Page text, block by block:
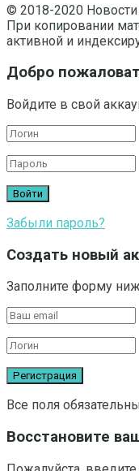
© 2018-2020
При копировании
активной и
Добро
Войдите в свой
Забыли пароль?
Создать новый
Заполните форму
Все поля
Восстановите